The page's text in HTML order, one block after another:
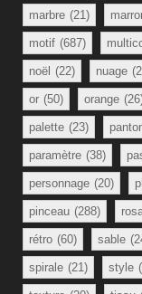
marbre (21)
motif (687)
noël (22) nuage
or (50) orange
palette (23)
paramètre (38)
personnage (20)
pinceau (288)
rétro (60) sable
spirale (21) style